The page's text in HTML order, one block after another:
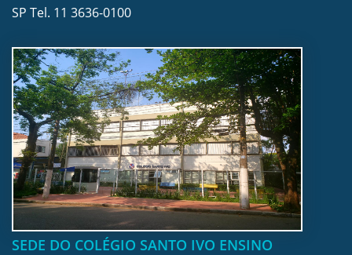
SP Tel. 11 3636-0100
SEDE DO COLÉGIO SANTO IVO ENSINO